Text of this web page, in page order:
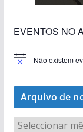
EVENTOS NO
Não existem
Arquivo de